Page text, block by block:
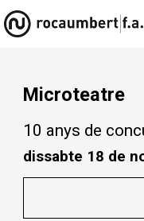
Microteatre
10 anys de
dissabte 18 de